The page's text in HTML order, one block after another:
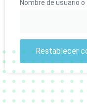
Nombre de usuario
Restablecer